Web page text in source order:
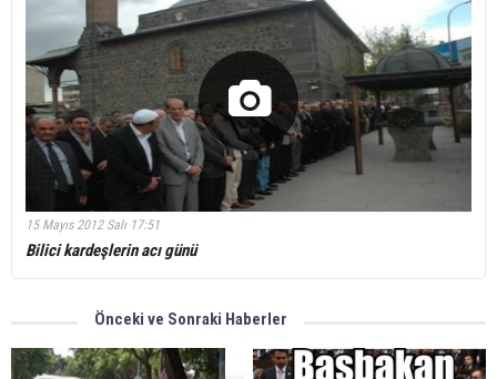
15 Mayıs 2012 Salı 17:51
Bilici kardeşlerin acı günü
Önceki ve Sonraki Haberler